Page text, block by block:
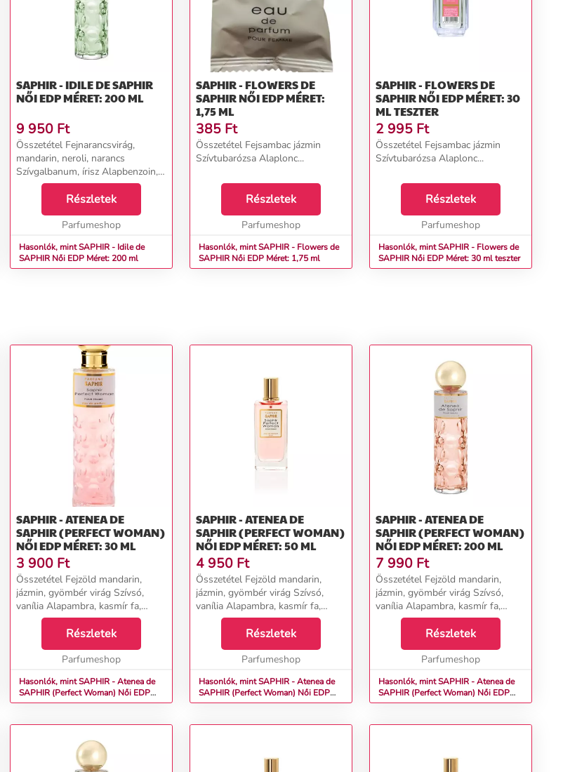
SAPHIR - IDILE DE SAPHIR
NŐI EDP MÉRET: 200 ML
9 950 Ft
Összetétel Fejnarancsvirág,
mandarin, neroli, narancs
Szívgalbanum, írisz Alapbenzoin,
cédrus, tömjén, vetiver...
Részletek
Parfumeshop
Hasonlók, mint SAPHIR - Idile de
SAPHIR Női EDP Méret: 200 ml
SAPHIR - FLOWERS DE
SAPHIR NŐI EDP MÉRET:
1,75 ML
385 Ft
Összetétel Fejsambac jázmin
Szívtubarózsa Alaplonc...
Részletek
Parfumeshop
Hasonlók, mint SAPHIR - Flowers de
SAPHIR Női EDP Méret: 1,75 ml
SAPHIR - FLOWERS DE
SAPHIR NŐI EDP MÉRET: 30
ML TESZTER
2 995 Ft
Összetétel Fejsambac jázmin
Szívtubarózsa Alaplonc...
Részletek
Parfumeshop
Hasonlók, mint SAPHIR - Flowers de
SAPHIR Női EDP Méret: 30 ml teszter
SAPHIR - ATENEA DE
SAPHIR (PERFECT WOMAN)
NŐI EDP MÉRET: 30 ML
3 900 Ft
Összetétel Fejzöld mandarin,
jázmin, gyömbér virág Szívsó,
vanília Alapambra, kasmír fa,
szantál fa &nbsp; ...
Részletek
Parfumeshop
Hasonlók, mint SAPHIR - Atenea de
SAPHIR (Perfect Woman) Női EDP
Méret: 30 ml
SAPHIR - ATENEA DE
SAPHIR (PERFECT WOMAN)
NŐI EDP MÉRET: 50 ML
4 950 Ft
Összetétel Fejzöld mandarin,
jázmin, gyömbér virág Szívsó,
vanília Alapambra, kasmír fa,
szantál fa &nbsp; ...
Részletek
Parfumeshop
Hasonlók, mint SAPHIR - Atenea de
SAPHIR (Perfect Woman) Női EDP
Méret: 50 ml
SAPHIR - ATENEA DE
SAPHIR (PERFECT WOMAN)
NŐI EDP MÉRET: 200 ML
7 990 Ft
Összetétel Fejzöld mandarin,
jázmin, gyömbér virág Szívsó,
vanília Alapambra, kasmír fa,
szantál fa &nbsp; ...
Részletek
Parfumeshop
Hasonlók, mint SAPHIR - Atenea de
SAPHIR (Perfect Woman) Női EDP
Méret: 200 ml